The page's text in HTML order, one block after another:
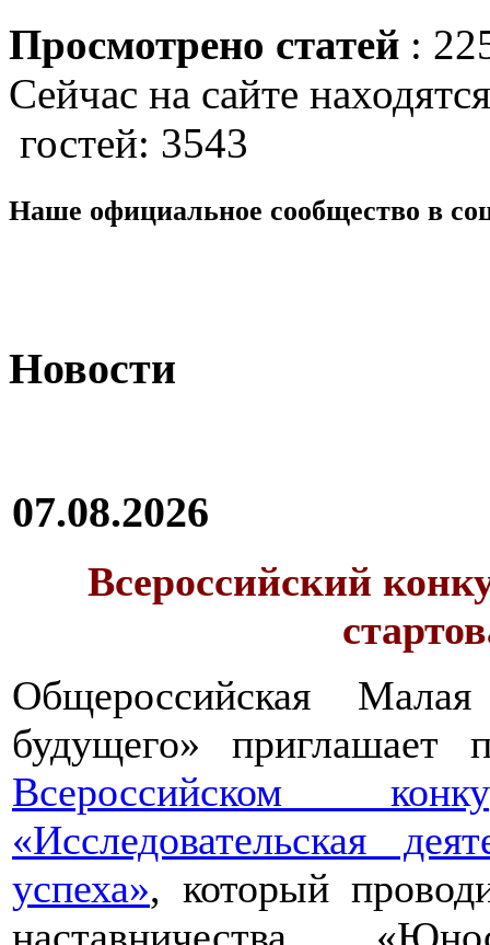
Просмотрено статей :
Сейчас на сайте
гостей: 3543
Наше официальное сообщество в
Новости
07.08.2026
Всероссийский
Общероссийская
будущего» приглашает
Всероссийском
«Исследовательская
успеха», который